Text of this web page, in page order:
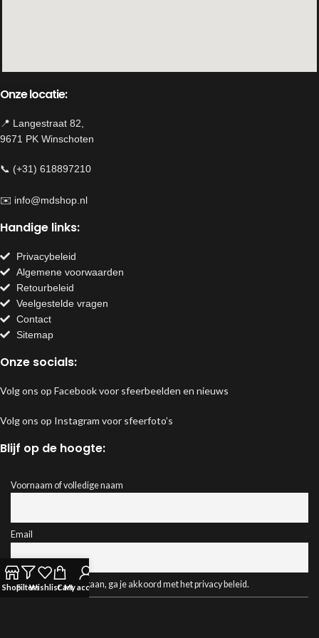
Onze locatie:
📍 Langestraat 82,
9671 PK Winschoten
📞 (+31) 618897210
✉️ info@mdshop.nl
Handige links:
Privacybeleid
Algemene voorwaarden
Retourbeleid
Veelgestelde vragen
Contact
Sitemap
Onze socials:
Volg ons op Facebook voor sfeerbeelden en nieuws
Volg ons op Instagram voor sfeerfoto’s
Blijf op de hoogte:
Voornaam of volledige naam
Email
Door verder te gaan, ga je akkoord met het privacy beleid.
ShopFiltersWishlistCartMy account